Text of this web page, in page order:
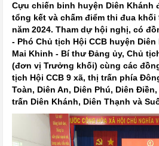
Cựu chiến binh huyện Diên Khánh
tổng kết và chấm điểm thi đua
năm 2024. Tham dự hội nghị, có
- Phó Chủ tịch Hội CCB huyện
Mai Khinh - Bí thư Đảng ủy, Chủ
(đơn vị Trưởng khối) cùng các
tịch Hội CCB 9 xã, thị trấn phía
Toàn, Diên An, Diên Phú, Diên
trấn Diên Khánh, Diên Thạnh và